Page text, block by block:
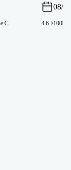
C
08/
4.6 l/